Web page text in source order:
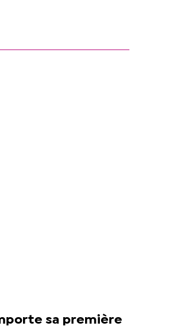
sa première